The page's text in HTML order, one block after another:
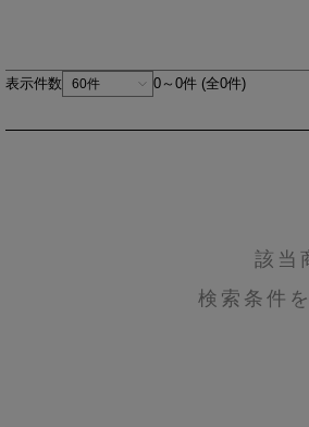
表示件数 0～0件 (全0件)
該当
検索条件